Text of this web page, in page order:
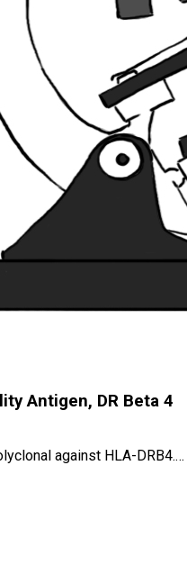
Antigen, DR Beta 4
against HLA-DRB4.…